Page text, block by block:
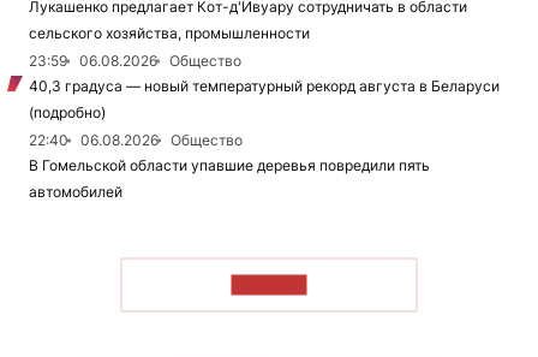
Лукашенко предлагает Кот-д'Ивуару сотрудничать в области
сельского хозяйства, промышленности
23:59
06.08.2026
Общество
40,3 градуса — новый температурный рекорд августа в Беларуси
(подробно)
22:40
06.08.2026
Общество
В Гомельской области упавшие деревья повредили пять
автомобилей